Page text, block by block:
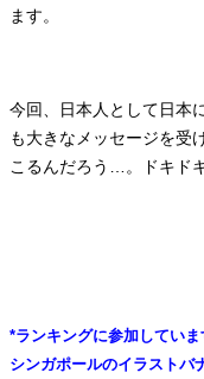
ます。
今回、日本人として日本
も大きなメッセージを受
こるんだろう…。ドキド
*ランキングに参加していま
シンガポールのイラストバ